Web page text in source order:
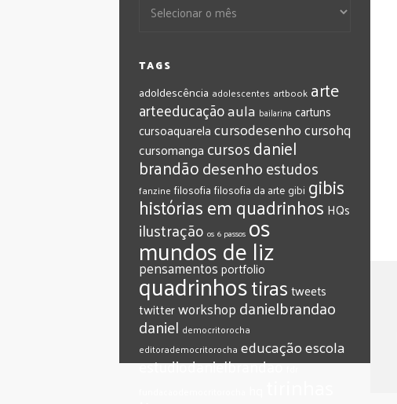
TAGS
adoldescência adolescentes artbook arte
arteeducaçãoaula bailarina cartuns
cursoaquarelacursodesenhocursohq
cursomanga cursosdaniel
brandãodesenhoestudos
fanzine filosofia filosofia da arte gibi gibis
histórias em quadrinhos HQs
ilustração os 6 passos os
mundos de liz
pensamentosportfolio
quadrinhostirastweets
twitterworkshop‎danielbrandao‬
‎daniel‬ ‎democritorocha
‎editorademocritorocha ‎educação‎escola
‎estudiodanielbrandao